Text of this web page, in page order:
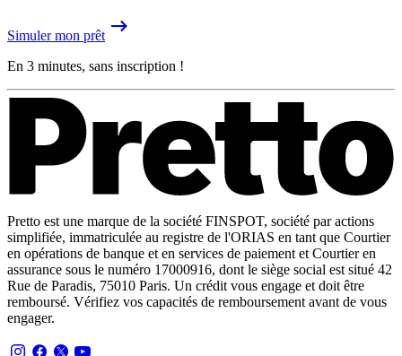
Simuler mon prêt
En 3 minutes, sans inscription !
Pretto est une marque de la société FINSPOT, société par actions
simplifiée, immatriculée au registre de l'ORIAS en tant que Courtier
en opérations de banque et en services de paiement et Courtier en
assurance sous le numéro 17000916, dont le siège social est situé 42
Rue de Paradis, 75010 Paris. Un crédit vous engage et doit être
remboursé. Vérifiez vos capacités de remboursement avant de vous
engager.